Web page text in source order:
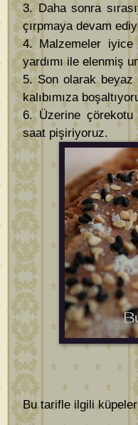
3. Daha sonra
çırpmaya devam
4. Malzemeler iyice
yardımı ile elenmiş
5. Son olarak beyaz
kalıbımıza
6. Üzerine
saat pişiriyoruz.
Bu tarifle ilgili